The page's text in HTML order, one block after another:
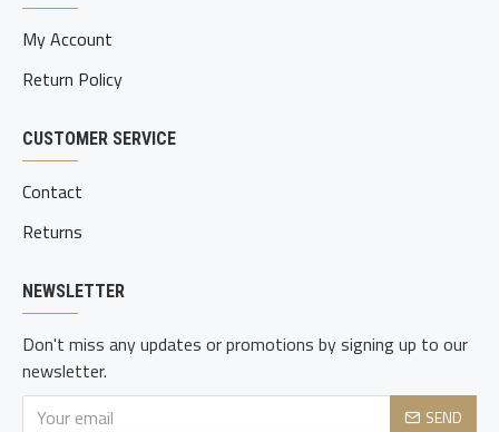
My Account
Return Policy
CUSTOMER SERVICE
Contact
Returns
NEWSLETTER
Don't miss any updates or promotions by signing up to our
newsletter.
SEND